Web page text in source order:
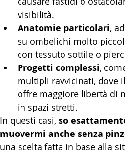
visibilità.
Anatomie particolari,
su ombelichi molto
con tessuto sottile o
Progetti complessi,
multipli ravvicinati, dove
offre maggiore libertà di
in spazi stretti.
In questi casi, so
muovermi anche senza
una scelta fatta in base alla